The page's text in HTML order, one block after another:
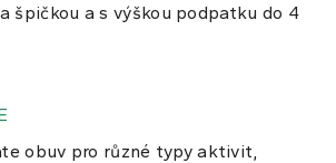
špičkou a s výškou podpatku do 4
obuv pro různé typy aktivit,